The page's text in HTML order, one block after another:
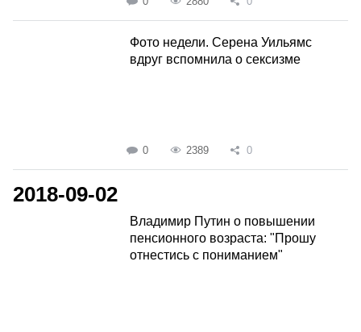
Фото недели. Серена Уильямс
вдруг вспомнила о сексизме
0 2389 0
2018-09-02
Владимир Путин о повышении
пенсионного возраста: "Прошу
отнестись с пониманием"